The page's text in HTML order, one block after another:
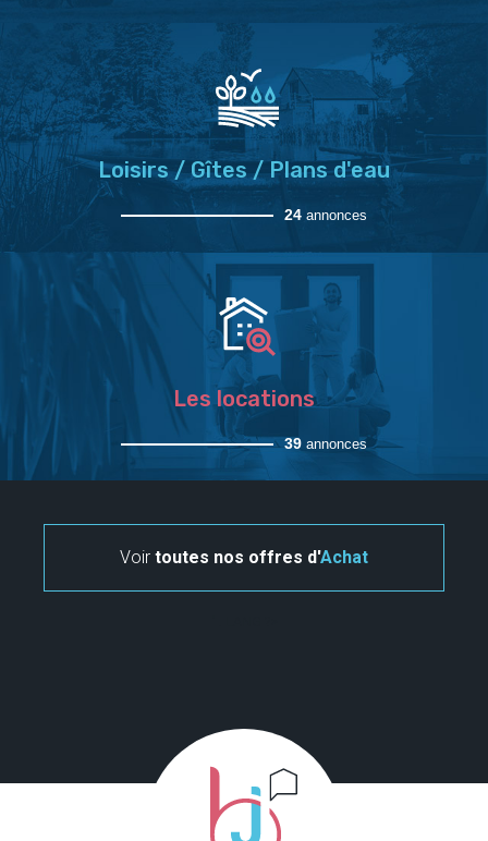
Loisirs / Gîtes / Plans d'eau
24 annonces
Les locations
39 annonces
Voir toutes nos offres d'Achat